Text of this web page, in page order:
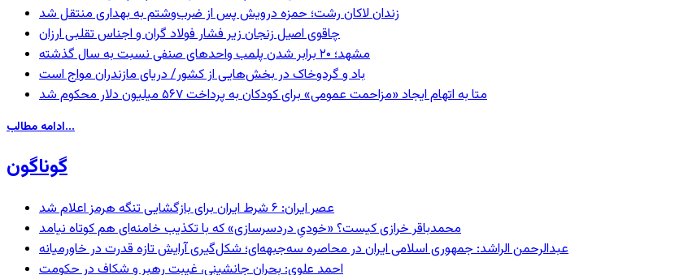
زندان لاکان رشت؛ حمزه درویش پس از ضرب‌وشتم به بهداری منتقل شد
چاقوی اصیل زنجان زیر فشار فولاد گران و اجناس تقلبی ارزان
مشهد؛ ۲۰ برابر شدن پلمب واحدهای صنفی نسبت به سال گذشته
باد و گردوخاک در بخش‌هایی از کشور/ دریای مازندران مواج است
متا به اتهام ایجاد «مزاحمت عمومی» برای کودکان به پرداخت ۵۶۷ میلیون دلار محکوم شد
ادامه مطالب...
گوناگون
عصر ایران: ۶ شرط ایران برای بازگشایی تنگه هرمز اعلام شد
محمدباقر خرازی کیست؟ «خودیِ دردسرسازی» که با تکذیب خامنه‌ای هم کوتاه نیامد
عبدالرحمن الراشد: جمهوری اسلامی ایران در محاصره سه‌جبهه‌ای؛ شکل‌گیری آرایش تازه قدرت در خاورمیانه
احمد علوی: بحران جانشینی، غیبت رهبر و شکاف در حکومت